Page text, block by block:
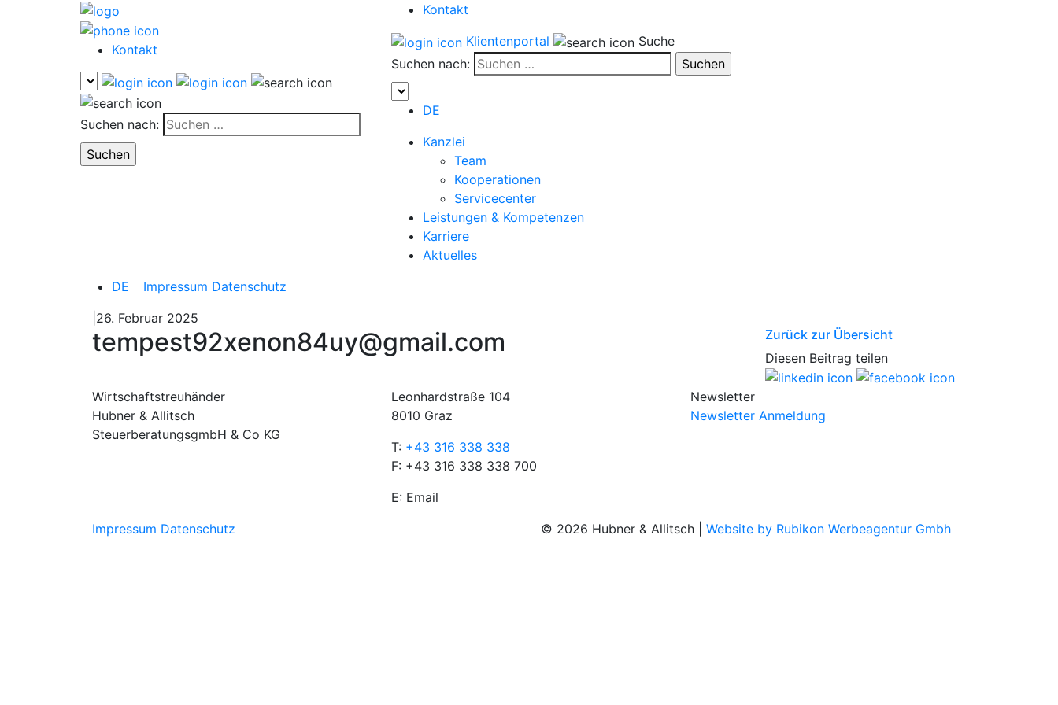
Kontakt
Suchen nach:
Kontakt
Klientenportal
Suche
Suchen nach:
DE
Kanzlei
Team
Kooperationen
Servicecenter
Leistungen & Kompetenzen
Karriere
Aktuelles
DE
Impressum Datenschutz
|26. Februar 2025
tempest92xenon84uy@gmail.com
Zurück zur Übersicht
Diesen Beitrag teilen
Wirtschaftstreuhänder
Hubner & Allitsch
SteuerberatungsgmbH & Co KG
Leonhardstraße 104
8010 Graz
T: +43 316 338 338
F: +43 316 338 338 700
E: Email
Newsletter
Newsletter Anmeldung
Impressum Datenschutz © 2026 Hubner & Allitsch | Website by Rubikon Werbeagentur Gmbh